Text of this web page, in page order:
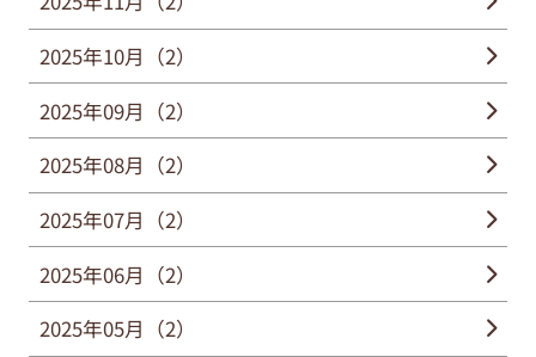
2025年10月（2）
2025年09月（2）
2025年08月（2）
2025年07月（2）
2025年06月（2）
2025年05月（2）